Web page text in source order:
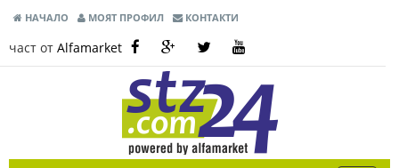
НАЧАЛО МОЯТ ПРОФИЛ КОНТАКТИ
част от Alfamarket